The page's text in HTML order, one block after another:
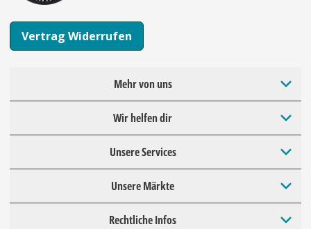
Vertrag Widerrufen
Mehr von uns
Wir helfen dir
Unsere Services
Unsere Märkte
Rechtliche Infos